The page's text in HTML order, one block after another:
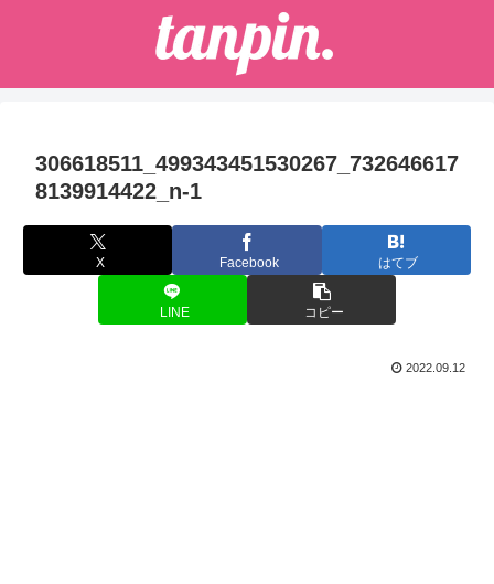
306618511_499343451530267_732646617
8139914422_n-1
X Facebook はてブ
LINE コピー
2022.09.12